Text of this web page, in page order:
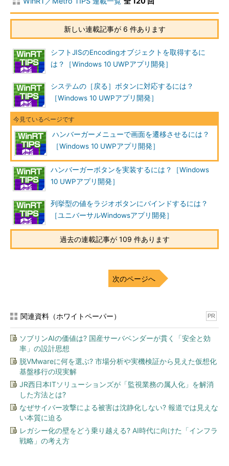
新しい連載記事が 6 件あります
シフトJISのEncodingオブジェクトを取得するに
は？［Windows 10 UWPアプリ開発］
システムの［戻る］ボタンに対応するには？
［Windows 10 UWPアプリ開発］
ハンバーガーメニューで画面を遷移させるには？
［Windows 10 UWPアプリ開発］
ハンバーガーボタンを実装するには？［Windows
10 UWPアプリ開発］
列挙型の値をラジオボタンにバインドするには？
［ユニバーサルWindowsアプリ開発］
過去の連載記事が 109 件あります
次のページへ
関連資料（ホワイトペーパー） PR
ソブリンAIの価値は? 国産サーバベンダーが貫く「安全と効
率」の設計思想
脱VMwareに何を選ぶ? 市場分析や実機検証から見えた仮想化
基盤移行の現実解
JR西日本ITソリューションズが「監視業務の属人化」を解消
した方法とは?
なぜサイバー攻撃による被害は沈静化しない? 報道では見えな
い本質に迫る
レガシー化の壁をどう乗り越える? AI時代に向けた「インフラ
戦略」の考え方